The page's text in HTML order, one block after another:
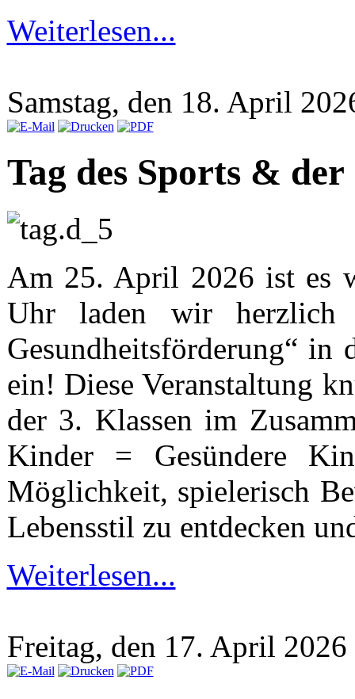
Weiterlesen...
Samstag, den 18. April
Tag des Sports &
Am 25. April 2026 ist es
Uhr laden wir herzlich
Gesundheitsförderung“ in
ein! Diese Veranstaltung
der 3. Klassen im
Kinder = Gesündere
Möglichkeit, spielerisch
Lebensstil zu entdecken
Weiterlesen...
Freitag, den 17. April